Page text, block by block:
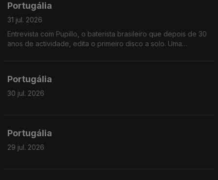
Portugália
31 jul. 2026
Entrevista com Pupillo, o baterista brasileiro que depois de 30
anos de actividade, edita o primeiro disco a solo. Uma
Portugália
30 jul. 2026
Portugália
29 jul. 2026